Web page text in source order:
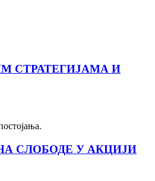
СТРАТЕГИЈАМА И
СЛОБОДЕ У АКЦИЈИ